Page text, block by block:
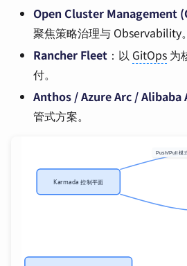
Open Cluster Management
聚焦策略治理与 Observability。
Rancher Fleet ：以 GitOps 为
付。
Anthos / Azure Arc / Alibaba
管式方案。